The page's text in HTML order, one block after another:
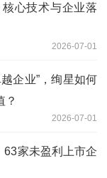
心技术与企业落
2026-07-01
企业”，绚星如何
？
2026-07-01
63家未盈利上市企